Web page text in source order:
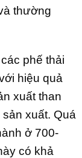
thường
phế thải
hiệu quả
xuất than
xuất. Quá
ở 700-
có khả